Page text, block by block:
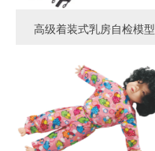
高级着装式乳房自检模型